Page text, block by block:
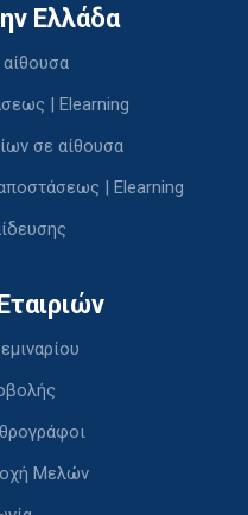
Ελλάδα
αίθουσα
| Elearning
σε αίθουσα
| Elearning
Μελών